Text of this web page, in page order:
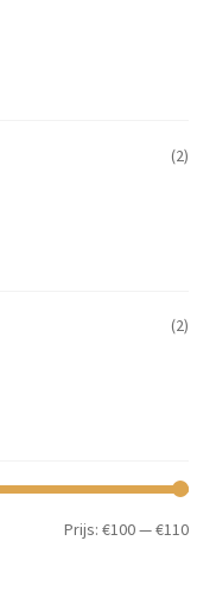
(2)
(2)
Min.
Prijs:€100—€110